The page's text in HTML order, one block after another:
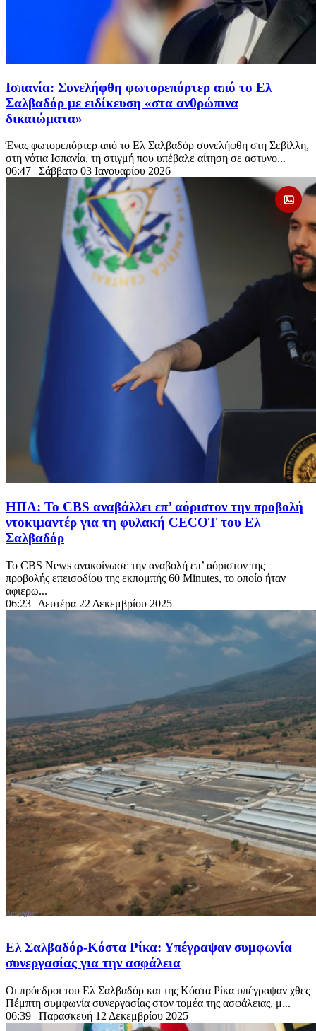
Ισπανία: Συνελήφθη φωτορεπόρτερ από το Ελ
Σαλβαδόρ με ειδίκευση «στα ανθρώπινα
δικαιώματα»
Ένας φωτορεπόρτερ από το Ελ Σαλβαδόρ συνελήφθη στη Σεβίλλη,
στη νότια Ισπανία, τη στιγμή που υπέβαλε αίτηση σε αστυνο...
06:47 | Σάββατο 03 Ιανουαρίου 2026
ΗΠΑ: Το CBS αναβάλλει επ’ αόριστον την προβολή
ντοκιμαντέρ για τη φυλακή CECOT του Ελ
Σαλβαδόρ
Το CBS News ανακοίνωσε την αναβολή επ’ αόριστον της
προβολής επεισοδίου της εκπομπής 60 Minutes, το οποίο ήταν
αφιερω...
06:23 | Δευτέρα 22 Δεκεμβρίου 2025
Ελ Σαλβαδόρ-Κόστα Ρίκα: Υπέγραψαν συμφωνία
συνεργασίας για την ασφάλεια
Οι πρόεδροι του Ελ Σαλβαδόρ και της Κόστα Ρίκα υπέγραψαν χθες
Πέμπτη συμφωνία συνεργασίας στον τομέα της ασφάλειας, μ...
06:39 | Παρασκευή 12 Δεκεμβρίου 2025